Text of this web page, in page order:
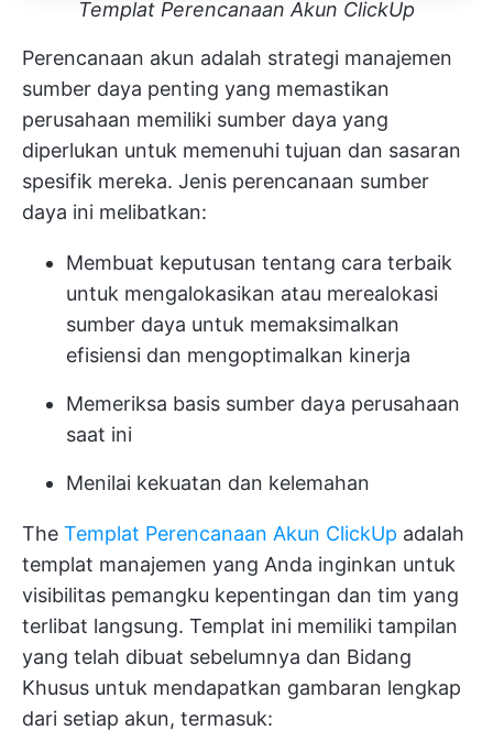
Templat Perencanaan Akun ClickUp
Perencanaan akun adalah strategi manajemen
sumber daya penting yang memastikan
perusahaan memiliki sumber daya yang
diperlukan untuk memenuhi tujuan dan sasaran
spesifik mereka. Jenis perencanaan sumber
daya ini melibatkan:
Membuat keputusan tentang cara terbaik
untuk mengalokasikan atau merealokasi
sumber daya untuk memaksimalkan
efisiensi dan mengoptimalkan kinerja
Memeriksa basis sumber daya perusahaan
saat ini
Menilai kekuatan dan kelemahan
The Templat Perencanaan Akun ClickUp adalah
templat manajemen yang Anda inginkan untuk
visibilitas pemangku kepentingan dan tim yang
terlibat langsung. Templat ini memiliki tampilan
yang telah dibuat sebelumnya dan Bidang
Khusus untuk mendapatkan gambaran lengkap
dari setiap akun, termasuk: